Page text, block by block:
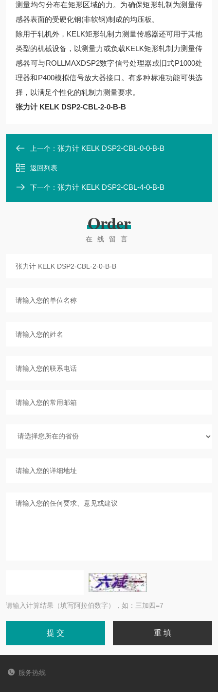
测量均匀分布在矩形区域的力。为确保矩形轧制为测量传
感器表面的受硬化钢(非软钢)制成的均压板。
除用于轧机外，KELK矩形轧制力测量传感器还可用于其他
类型的机械设备，以测量力或负载KELK矩形轧制力测量传
感器可与ROLLMAXDSP2数字信号处理器或旧式P1000处
理器和P400模拟信号放大器接口。有多种标准功能可供选
择，以满足个性化的轧制力测量要求。
张力计 KELK DSP2-CBL-2-0-B-B
上一个： 张力计 KELK DSP2-CBL-0-0-B-B
返回列表
下一个： 张力计 KELK DSP2-CBL-4-0-B-B
Order
在线留言
请输入计算结果（填写阿拉伯数字），如：三加四=7
服务热线